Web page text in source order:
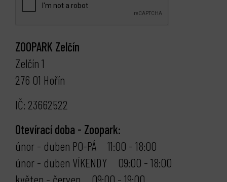
ZOOPARK Zelčín
Zelčín 1
276 01 Hořín
IČ: 23662522
Otevírací doba - Zoopark:
únor - duben PO-PÁ 11:00 - 18:00
únor - duben VÍKENDY 09:00 - 18:00